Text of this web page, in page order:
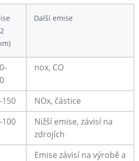
2
Další emise
nox, CO
150
NOx, částice
100
Nižší ⁢emise,‍ závisí na
zdrojích
Emise závisí na ⁤výrobě a